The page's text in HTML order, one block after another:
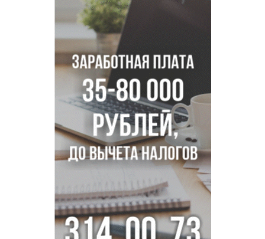
Трех туберкулезников под конвоем доставили в
больницу Новосибирской области
В Новосибирске курьер на велосипеде сломал ребенку
Условный срок получил бердский подросток за
мошенничество на 3,5 миллиона